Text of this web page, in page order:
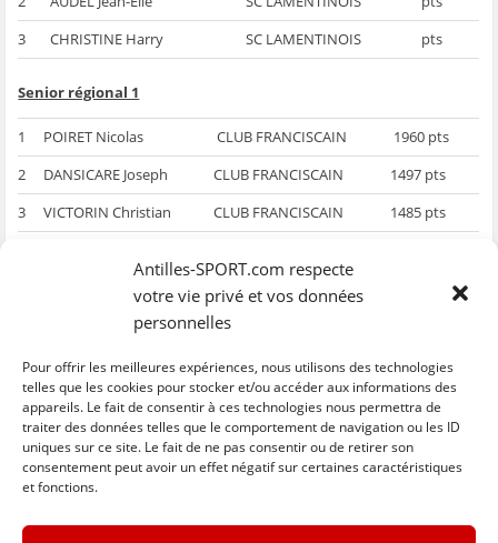
Antilles-SPORT.com respecte
votre vie privé et vos données
personnelles
Pour offrir les meilleures expériences, nous utilisons des technologies
telles que les cookies pour stocker et/ou accéder aux informations des
appareils. Le fait de consentir à ces technologies nous permettra de
traiter des données telles que le comportement de navigation ou les ID
uniques sur ce site. Le fait de ne pas consentir ou de retirer son
consentement peut avoir un effet négatif sur certaines caractéristiques
et fonctions.
3
CHRISTINE Harry SC LAMENTINOIS pts
Senior régional 1
1 POIRET Nicolas CLUB FRANCISCAIN
1960 pts
2
DANSICARE Joseph CLUB FRANCISCAIN
1497 pts
3
VICTORIN Christian CLUB FRANCISCAIN 1485 pts
C
l
C
l
C
l
i
C
l
C
l